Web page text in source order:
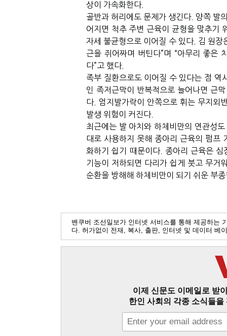
상이 가속화한다.
골반과 허리에도 문제가 생긴다. 양쪽 발
어지면 척추 주변 근육이 균형을 맞추기
자세 불균형으로 이어질 수 있다. 김 원장
근을 쥐어짜며 버틴다”며 “아무리 좋은
다” 고 했다.
족부 질환으로도 이어질 수 있다는 점 역
인 족저근막이 반복적으로 늘어나면 근
다. 엄지발가락이 안쪽으로 휘는 무지외
발생 위험이 커진다.
최근에는 발 아치와 하체비만의 연관성
대로 사용하지 못해 종아리 근육의 펌프
화하기 쉽기 때문이다. 종아리 근육은 심
기능이 저하되면 다리가 쉽게 붓고 무거
순환을 방해해 하체비만이 되기 쉬운 부
밴쿠버 조선일보가 인터넷 서비스를 통해 제공하는
다. 허가없이 전재, 복사, 출판, 인터넷 및 데이터 베
이제 신문도 이메일로 받
한인 사회의 각종 소식들